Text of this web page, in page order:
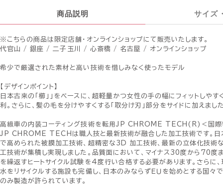
商品説明 サイズ
※こちらの商品は限定店舗・オンラインショップにて販売いたします。
代官山 / 銀座 / 二子玉川 / 心斎橋 / 名古屋 / オンラインショップ
希少で厳選された素材と高い技術を惜しみなく使ったモデル
【デザインポイント】
日本古来の「櫛」」をベースに、超軽量かつ女性の手の幅にフィットしや
利。さらに、髪の毛を分けやすくする「取分け刃」部分をサイドに加えまし
高級車の内装コーティング技術を転用JP CHROME TECH(R)＜国際
JP CHROME TECHは職人技と最新技術が融合した加工技術です。日
で高められた被膜加工技術、超精密な3D 加工技術、最新の立体化技術
工技術が集積し実現しました。品質面において、マイナス30度から70度
を繰返すヒートサイクル試験を4度行い合格する必要があります。さらに
水をリサイクルする施設も完備し、日本のみならずＥＵを始めとする国々
のみ製造が許られています。